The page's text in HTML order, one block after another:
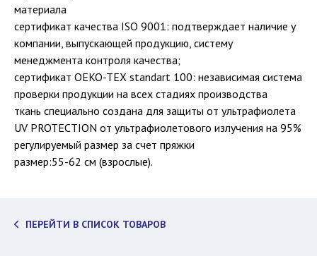
материала
сертификат качества ISO 9001: подтверждает наличие у
компании, выпускающей продукцию, систему
менеджмента контроля качества;
сертификат OEKO-TEX standart 100: независимая система
проверки продукции на всех стадиях производства
ткань специально создана для защиты от ультрафиолета
UV PROTECTION от ультрафиолетового излучения на 95%
регулируемый размер за счет пряжки
размер:55-62 см (взрослые).
ПЕРЕЙТИ В СПИСОК ТОВАРОВ